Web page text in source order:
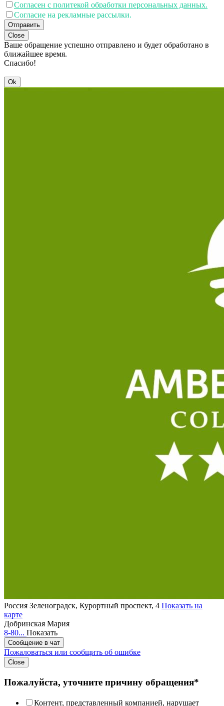
Согласен с политекой обработки персональных данных.
Согласие на рекламные рассылки.
Отправить
Close
Ваше обращение успешно отправлено и будет обработано в
ближайшее время.
Спасибо!
Ok
Россия Зеленоградск, Курортный проспект, 4 Показать на
карте
Добринская Мария
8-80... Показать
Сообщение в чат
Пожаловаться или сообщить об ошибке
Close
Пожалуйста, уточните причину обращения*
Контент, представленный компанией, нарушает